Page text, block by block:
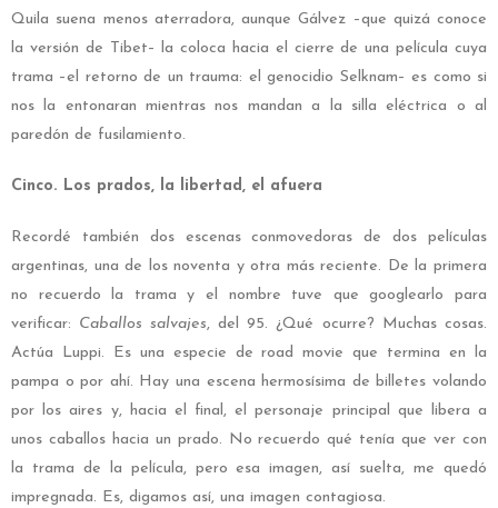
Quila suena menos aterradora, aunque Gálvez –que quizá conoce
la versión de Tibet– la coloca hacia el cierre de una película cuya
trama –el retorno de un trauma: el genocidio Selknam– es como si
nos la entonaran mientras nos mandan a la silla eléctrica o al
paredón de fusilamiento.
Cinco. Los prados, la libertad, el afuera
Recordé también dos escenas conmovedoras de dos películas
argentinas, una de los noventa y otra más reciente. De la primera
no recuerdo la trama y el nombre tuve que googlearlo para
verificar: Caballos salvajes, del 95. ¿Qué ocurre? Muchas cosas.
Actúa Luppi. Es una especie de road movie que termina en la
pampa o por ahí. Hay una escena hermosísima de billetes volando
por los aires y, hacia el final, el personaje principal que libera a
unos caballos hacia un prado. No recuerdo qué tenía que ver con
la trama de la película, pero esa imagen, así suelta, me quedó
impregnada. Es, digamos así, una imagen contagiosa.